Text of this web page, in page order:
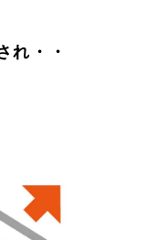
れ・・